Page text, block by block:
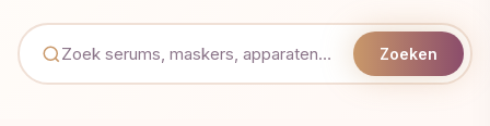
Zoeken